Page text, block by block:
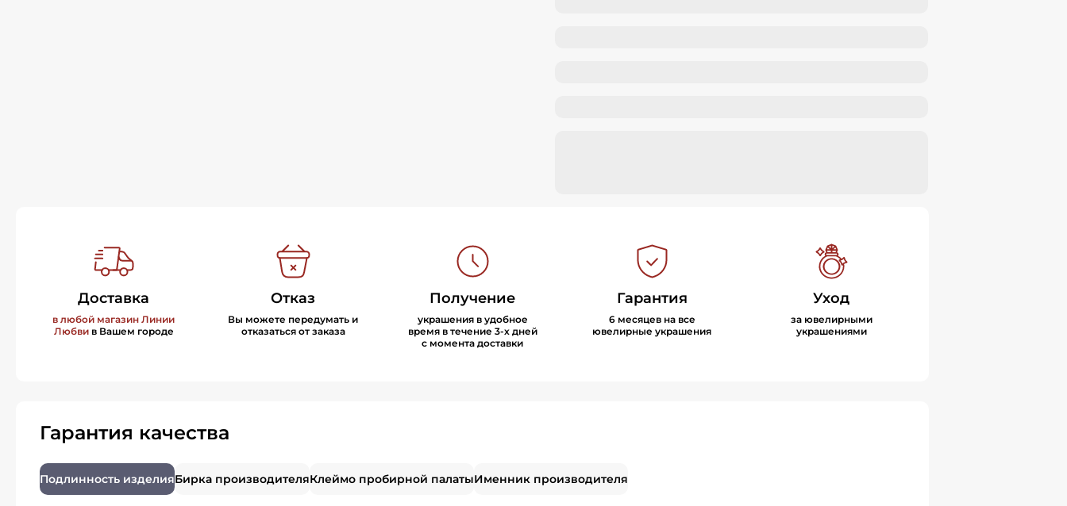
Доставка
в любой магазин Линии
Любвив Вашем городе
Отказ
Вы можете передумать и
отказаться от заказа
Получение
украшения в удобное
время в течение 3-х дней
с момента доставки
Гарантия
6 месяцев на все
ювелирные украшения
Уход
за ювелирными
украшениями
Гарантия качества
Подлинность изделияБирка производителяКлеймо пробирной палатыИменник производителя